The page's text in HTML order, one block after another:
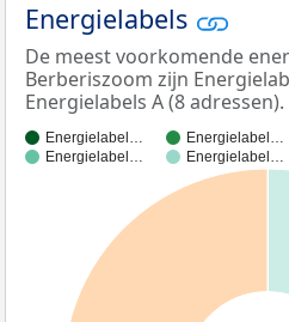
Energielabels
De meest voorkomende
Berberiszoom zijn
Energielabels A (8 adressen).
Energielabel… Energielabel…
Energielabel…
Energielabel…